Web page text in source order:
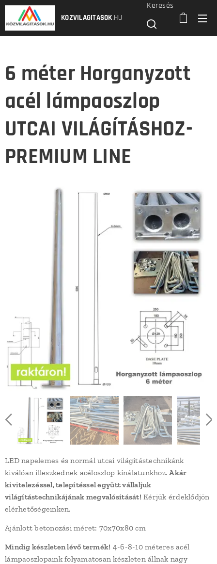
KOZVILAGITASOK.HU
Keresés
6 méter Horganyzott
acél lámpaoszlop
UTCAI VILÁGÍTÁSHOZ-
PREMIUM LINE
LED napelemes és normál utcai világítástechnikánk
kiválóan illeszkednek acéloszlop kínálatunkhoz.Akár
kivitelezéssel, telepítéssel együtt vállaljuk
világítástechnikájának megvalósítását! Kérjük érdeklődjön
elérhetőségeinken.
Ajánlott betonozási méret: 70x70x80 cm
Mindig készleten lévő termék! 4-6-8-10 méteres acél
lámpaoszlopaink folyamatosan készleten állnak nagy